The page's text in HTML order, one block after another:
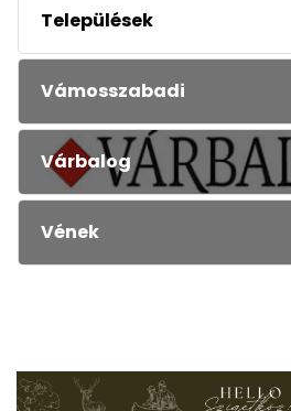
Települések
Vámosszabadi
Várbalog
Vének